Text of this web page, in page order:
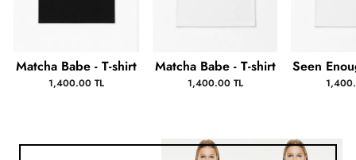
Matcha Babe - T-shirt
1,400.00 TL
Matcha Babe - T-shirt
1,400.00 TL
Seen